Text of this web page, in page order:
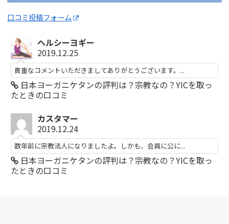
口コミ投稿フォーム
ヘルシーヨギー
2019.12.25
貴重なコメントいただきましてありがとうございます。...
日本ヨーガニケタンの評判は？宗教なの？YICを取っ
たときの口コミ
カスタマー
2019.12.24
数年前に宗教法人になりましたよ。しかも、会員に公に...
日本ヨーガニケタンの評判は？宗教なの？YICを取っ
たときの口コミ